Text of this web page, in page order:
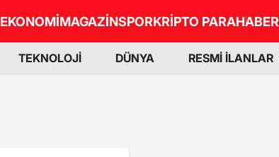
EKONOMİMAGAZİNSPORKRİPTO PARAHABER
TEKNOLOJİ DÜNYA RESMİ İLANLAR